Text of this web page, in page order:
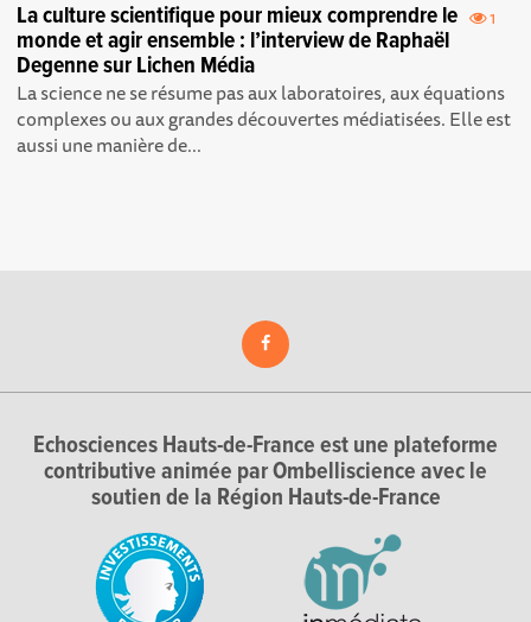
1
La culture scientifique pour mieux comprendre le
monde et agir ensemble : l’interview de Raphaël
Degenne sur Lichen Média
La science ne se résume pas aux laboratoires, aux équations
complexes ou aux grandes découvertes médiatisées. Elle est
aussi une manière de...
Echosciences Hauts-de-France est une plateforme
contributive animée par Ombelliscience avec le
soutien de la Région Hauts-de-France